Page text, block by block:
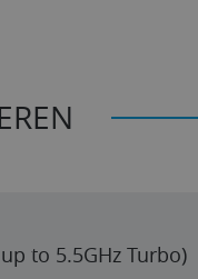
Cache, up to 5.5GHz Turbo)